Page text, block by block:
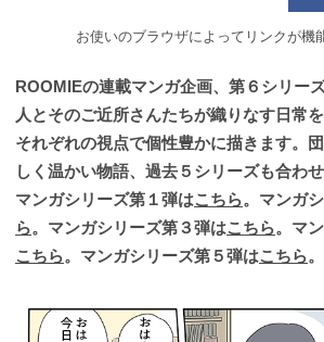
お使いのブラウザによってリンクが機
ROOMIEの連載マンガ企画、第６シリー
人とそのご近所さんたちが織りなす日常
それぞれの視点で個性豊かに描きます。
しく温かい物語、過去５シリーズも合わせ
マンガシリーズ第１弾はこちら。マンガ
ら。マンガシリーズ第３弾はこちら。マ
こちら。マンガシリーズ第５弾はこちら。